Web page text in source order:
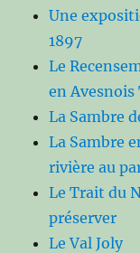
Une
1897
Le
en Avesnois
La Sambre
La Sambre
rivière au
Le Trait du
préserver
Le Val Joly